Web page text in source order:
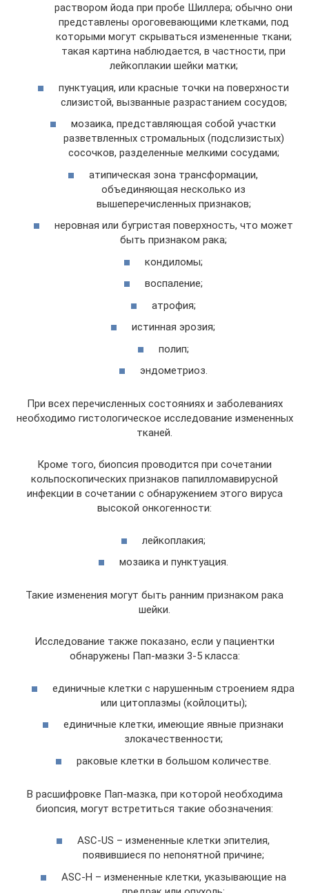
раствором йода при пробе Шиллера; обычно они
представлены ороговевающими клетками, под
которыми могут скрываться измененные ткани;
такая картина наблюдается, в частности, при
лейкоплакии шейки матки;
пунктуация, или красные точки на поверхности
слизистой, вызванные разрастанием сосудов;
мозаика, представляющая собой участки
разветвленных стромальных (подслизистых)
сосочков, разделенные мелкими сосудами;
атипическая зона трансформации,
объединяющая несколько из
вышеперечисленных признаков;
неровная или бугристая поверхность, что может
быть признаком рака;
кондиломы;
воспаление;
атрофия;
истинная эрозия;
полип;
эндометриоз.
При всех перечисленных состояниях и заболеваниях
необходимо гистологическое исследование измененных
тканей.
Кроме того, биопсия проводится при сочетании
кольпоскопических признаков папилломавирусной
инфекции в сочетании с обнаружением этого вируса
высокой онкогенности:
лейкоплакия;
мозаика и пунктуация.
Такие изменения могут быть ранним признаком рака
шейки.
Исследование также показано, если у пациентки
обнаружены Пап-мазки 3-5 класса:
единичные клетки с нарушенным строением ядра
или цитоплазмы (койлоциты);
единичные клетки, имеющие явные признаки
злокачественности;
раковые клетки в большом количестве.
В расшифровке Пап-мазка, при которой необходима
биопсия, могут встретиться такие обозначения:
ASC-US – измененные клетки эпителия,
появившиеся по непонятной причине;
ASC-H – измененные клетки, указывающие на